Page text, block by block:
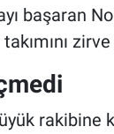
başaran
zirve
rakibine